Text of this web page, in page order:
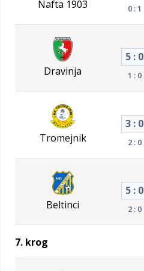
Nafta 1903 0 : 1
Dravinja
5 : 0
1 : 0
Tromejnik
3 : 0
2 : 0
Beltinci
5 : 0
2 : 0
7. krog